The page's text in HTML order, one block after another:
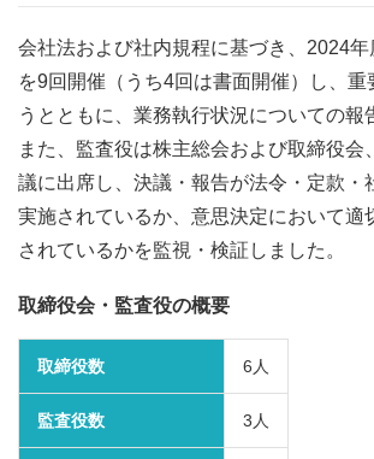
会社法および社内規程に基づき、2024
を9回開催（うち4回は書面開催）し、
うとともに、業務執行状況についての報
また、監査役は株主総会および取締役会
議に出席し、決議・報告が法令・定款・
実施されているか、意思決定において適
されているかを監視・検証しました。
取締役会・監査役の概要
取締役数 6人
監査役数 3人